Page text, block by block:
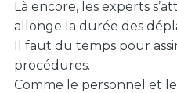
Là encore, les experts
allonge la durée des
Il faut du temps pour
procédures.
Comme le personnel et